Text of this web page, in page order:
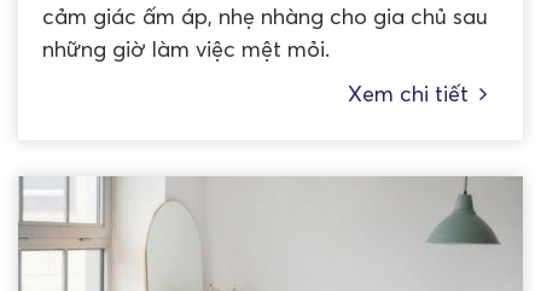
cảm giác ấm áp, nhẹ nhàng cho gia chủ sau
những giờ làm việc mệt mỏi.
Xem chi tiết